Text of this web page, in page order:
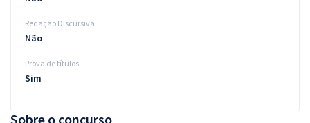
Sobre o concurso
Redação Discursiva
Não
Prova de títulos
Sim